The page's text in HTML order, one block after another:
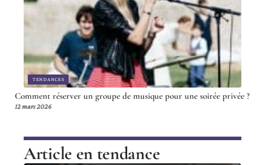
TENDANCES
Comment réserver un groupe de musique pour une soirée privée ?
12 mars 2026
Article en tendance